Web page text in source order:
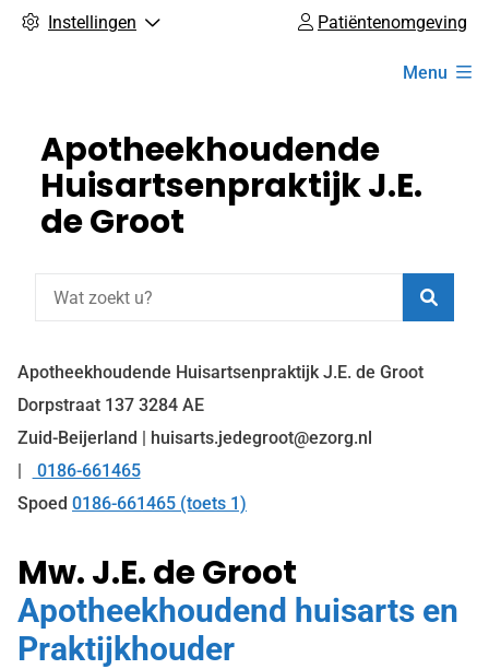
Instellingen Patiëntenomgeving
Menu
Apotheekhoudende
Huisartsenpraktijk J.E.
de Groot
Apotheekhoudende Huisartsenpraktijk J.E. de Groot
Dorpstraat 137 3284 AE
Zuid-Beijerland | huisarts.jedegroot@ezorg.nl
Tel:
0186-661465
Spoed 0186-661465 (toets 1)
Mw. J.E. de Groot
Apotheekhoudend huisarts en
Praktijkhouder